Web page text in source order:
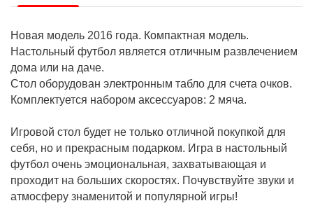
Новая модель 2016 года. Компактная модель.
Настольный футбол является отличным развлечением
дома или на даче.
Стол оборудован электронным табло для счета очков.
Комплектуется набором аксессуаров: 2 мяча.
Игровой стол будет не только отличной покупкой для
себя, но и прекрасным подарком. Игра в настольный
футбол очень эмоциональная, захватывающая и
проходит на больших скоростях. Почувствуйте звуки и
атмосферу знаменитой и популярной игры!